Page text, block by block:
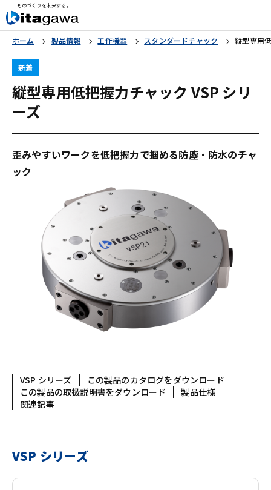
ものづくりを未来する。
ホーム 製品情報 工作機器 スタンダードチャック 縦型専用
新着
縦型専用低把握力チャック VSP シリ
ーズ
歪みやすいワークを低把握力で掴める防塵・防水のチャ
ック
VSP シリーズ
この製品のカタログをダウンロード
この製品の取扱説明書をダウンロード
製品仕様
関連記事
VSP シリーズ